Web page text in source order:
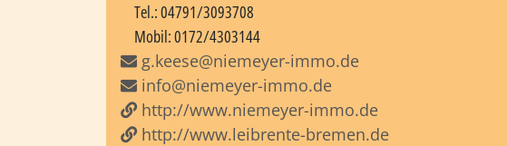
Tel.: 04791/3093708
Mobil: 0172/4303144
g.keese@niemeyer-immo.de
info@niemeyer-immo.de
http://www.niemeyer-immo.de
http://www.leibrente-bremen.de